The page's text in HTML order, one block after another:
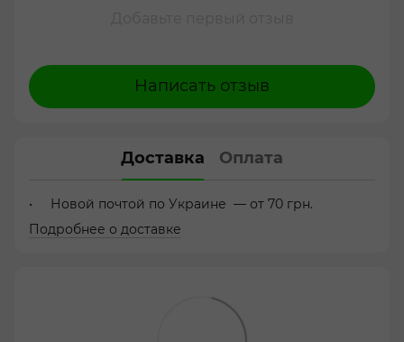
Написать отзыв
Доставка Оплата
Новой почтой по Украине — от 70 грн.
Подробнее о доставке